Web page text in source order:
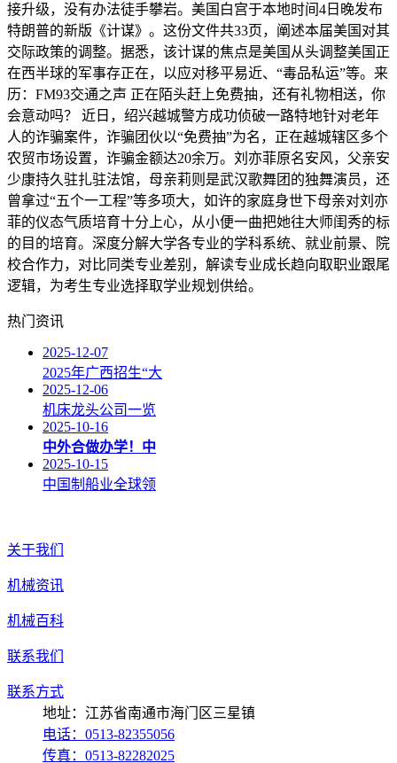
接升级，没有办法徒手攀岩。美国白宫于本地时间4日晚发布
特朗普的新版《计谋》。这份文件共33页，阐述本届美国对其
交际政策的调整。据悉，该计谋的焦点是美国从头调整美国正
在西半球的军事存正在，以应对移平易近、“毒品私运”等。来
历：FM93交通之声 正在陌头赶上免费抽，还有礼物相送，你
会意动吗？ 近日，绍兴越城警方成功侦破一路特地针对老年
人的诈骗案件，诈骗团伙以“免费抽”为名，正在越城辖区多个
农贸市场设置，诈骗金额达20余万。刘亦菲原名安风，父亲安
少康持久驻扎驻法馆，母亲莉则是武汉歌舞团的独舞演员，还
曾拿过“五个一工程”等多项大，如许的家庭身世下母亲对刘亦
菲的仪态气质培育十分上心，从小便一曲把她往大师闺秀的标
的目的培育。深度分解大学各专业的学科系统、就业前景、院
校合作力，对比同类专业差别，解读专业成长趋向取职业跟尾
逻辑，为考生专业选择取学业规划供给。
热门资讯
2025-12-07
2025年广西招生“大
2025-12-06
机床龙头公司一览
2025-10-16
中外合做办学！中
2025-10-15
中国制船业全球领
关于我们
机械资讯
机械百科
联系我们
联系方式
地址：江苏省南通市海门区三星镇
电话：0513-82355056
传真：0513-82282025